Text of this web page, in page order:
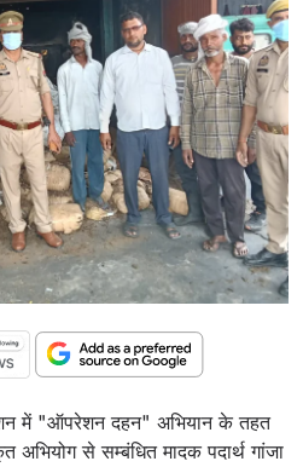
में "ऑपरेशन दहन" अभियान के तहत
से सम्बंधित मादक पदार्थ गांजा